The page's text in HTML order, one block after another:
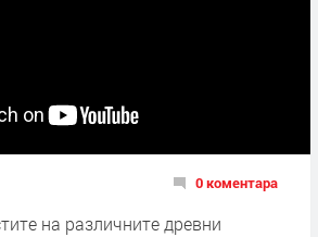
0 коментара
на различните древни